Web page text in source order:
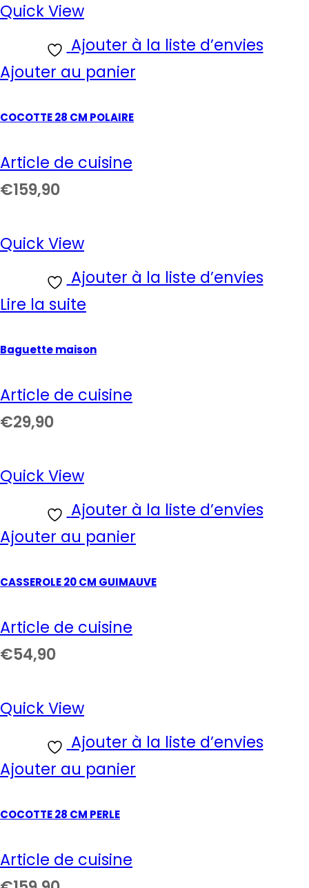
Quick View
Ajouter à la liste d’envies
Ajouter au panier
COCOTTE 28 CM POLAIRE
Article de cuisine
€159,90
Quick View
Ajouter à la liste d’envies
Lire la suite
Baguette maison
Article de cuisine
€29,90
Quick View
Ajouter à la liste d’envies
Ajouter au panier
CASSEROLE 20 CM GUIMAUVE
Article de cuisine
€54,90
Quick View
Ajouter à la liste d’envies
Ajouter au panier
COCOTTE 28 CM PERLE
Article de cuisine